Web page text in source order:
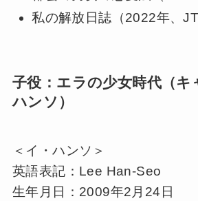
私の解放日誌（2022年、
子役：エラの少女時代（キ
ハンソ）
＜イ・ハンソ＞
英語表記：Lee Han-Seo
生年月日：2009年2月24日